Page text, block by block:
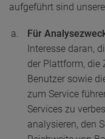
aufgeführt sind
Für
Interesse daran,
der Plattform, die
Benutzer sowie
zum Service
Services zu
analysieren, den